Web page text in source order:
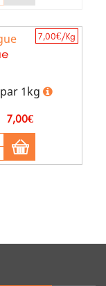
7,00€/Kg
1kg
Prix
7,00€